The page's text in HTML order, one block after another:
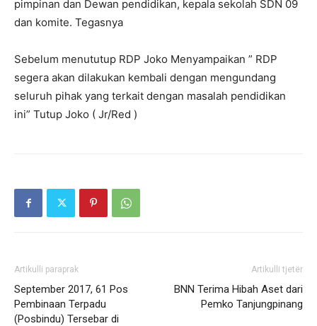
pimpinan dan Dewan pendidikan, kepala sekolah SDN 09
dan komite. Tegasnya
Sebelum menututup RDP Joko Menyampaikan ” RDP
segera akan dilakukan kembali dengan mengundang
seluruh pihak yang terkait dengan masalah pendidikan
ini” Tutup Joko ( Jr/Red )
Artikulli paraprak
September 2017, 61 Pos
Pembinaan Terpadu
(Posbindu) Tersebar di
Artikulli tjetër
BNN Terima Hibah Aset dari
Pemko Tanjungpinang